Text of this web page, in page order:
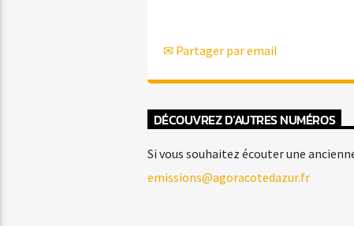
✉ Partager par email
DÉCOUVREZ D’AUTRES NUMÉROS
Si vous souhaitez écouter une
emissions@agoracotedazur.fr